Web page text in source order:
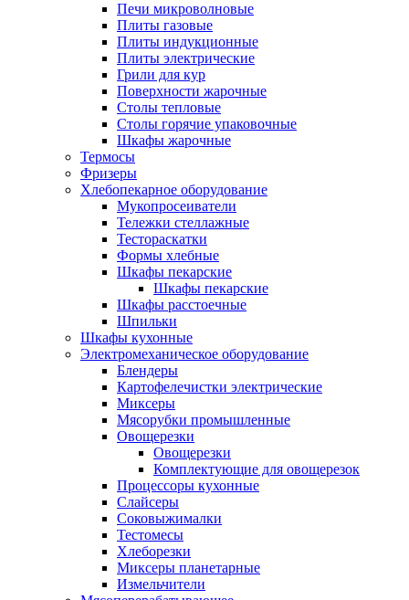
Печи микроволновые
Плиты газовые
Плиты индукционные
Плиты электрические
Грили для кур
Поверхности жарочные
Столы тепловые
Столы горячие упаковочные
Шкафы жарочные
Термосы
Фризеры
Хлебопекарное оборудование
Мукопросеиватели
Тележки стеллажные
Тестораскатки
Формы хлебные
Шкафы пекарские
Шкафы пекарские
Шкафы расстоечные
Шпильки
Шкафы кухонные
Электромеханическое оборудование
Блендеры
Картофелечистки электрические
Миксеры
Мясорубки промышленные
Овощерезки
Овощерезки
Комплектующие для овощерезок
Процессоры кухонные
Слайсеры
Соковыжималки
Тестомесы
Хлеборезки
Миксеры планетарные
Измельчители